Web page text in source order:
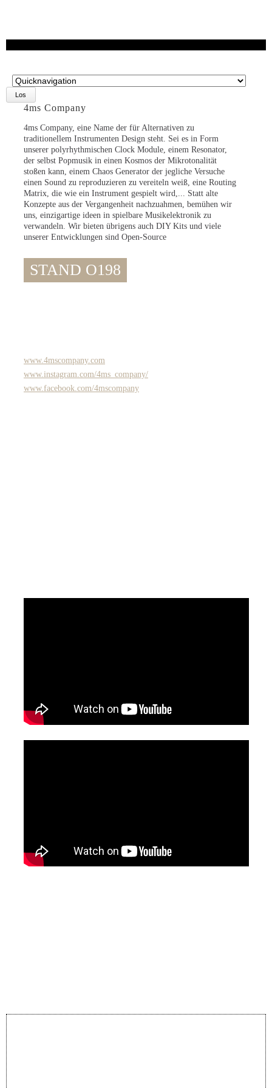
Zielseite
4ms Company
4ms Company, eine Name der für Alternativen zu
traditionellem Instrumenten Design steht. Sei es in Form
unserer polyrhythmischen Clock Module, einem Resonator,
der selbst Popmusik in einen Kosmos der Mikrotonalität
stoßen kann, einem Chaos Generator der jegliche Versuche
einen Sound zu reproduzieren zu vereiteln weiß, eine Routing
Matrix, die wie ein Instrument gespielt wird,... Statt alte
Konzepte aus der Vergangenheit nachzuahmen, bemühen wir
uns, einzigartige ideen in spielbare Musikelektronik zu
verwandeln. Wir bieten übrigens auch DIY Kits und viele
unserer Entwicklungen sind Open-Source
STAND O198
www.4mscompany.com
www.instagram.com/4ms_company/
www.facebook.com/4mscompany